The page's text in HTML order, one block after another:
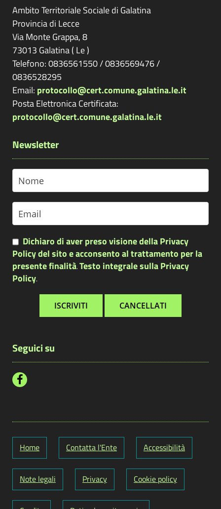
Ambito Territoriale Sociale di Galatina
Provincia di Lecce
Via Monte Grappa, 8
73013 Galatina( Le)
Telefono: 0836561550 / 0836569476 /
0836528295
Email: protocollo@cert.comune.galatina.le.it
Posta Elettronica Certificata:
protocollo@cert.comune.galatina.le.it
Newsletter
Dichiaro di aver preso visione della Privacy
Policy del sito e acconsento al trattamento per la
presente finalità.Testo integrale sulla Privacy
Policy.
Seguici su
Home Contatta l'Ente Accessibilità
Note legali Privacy Cookie policy